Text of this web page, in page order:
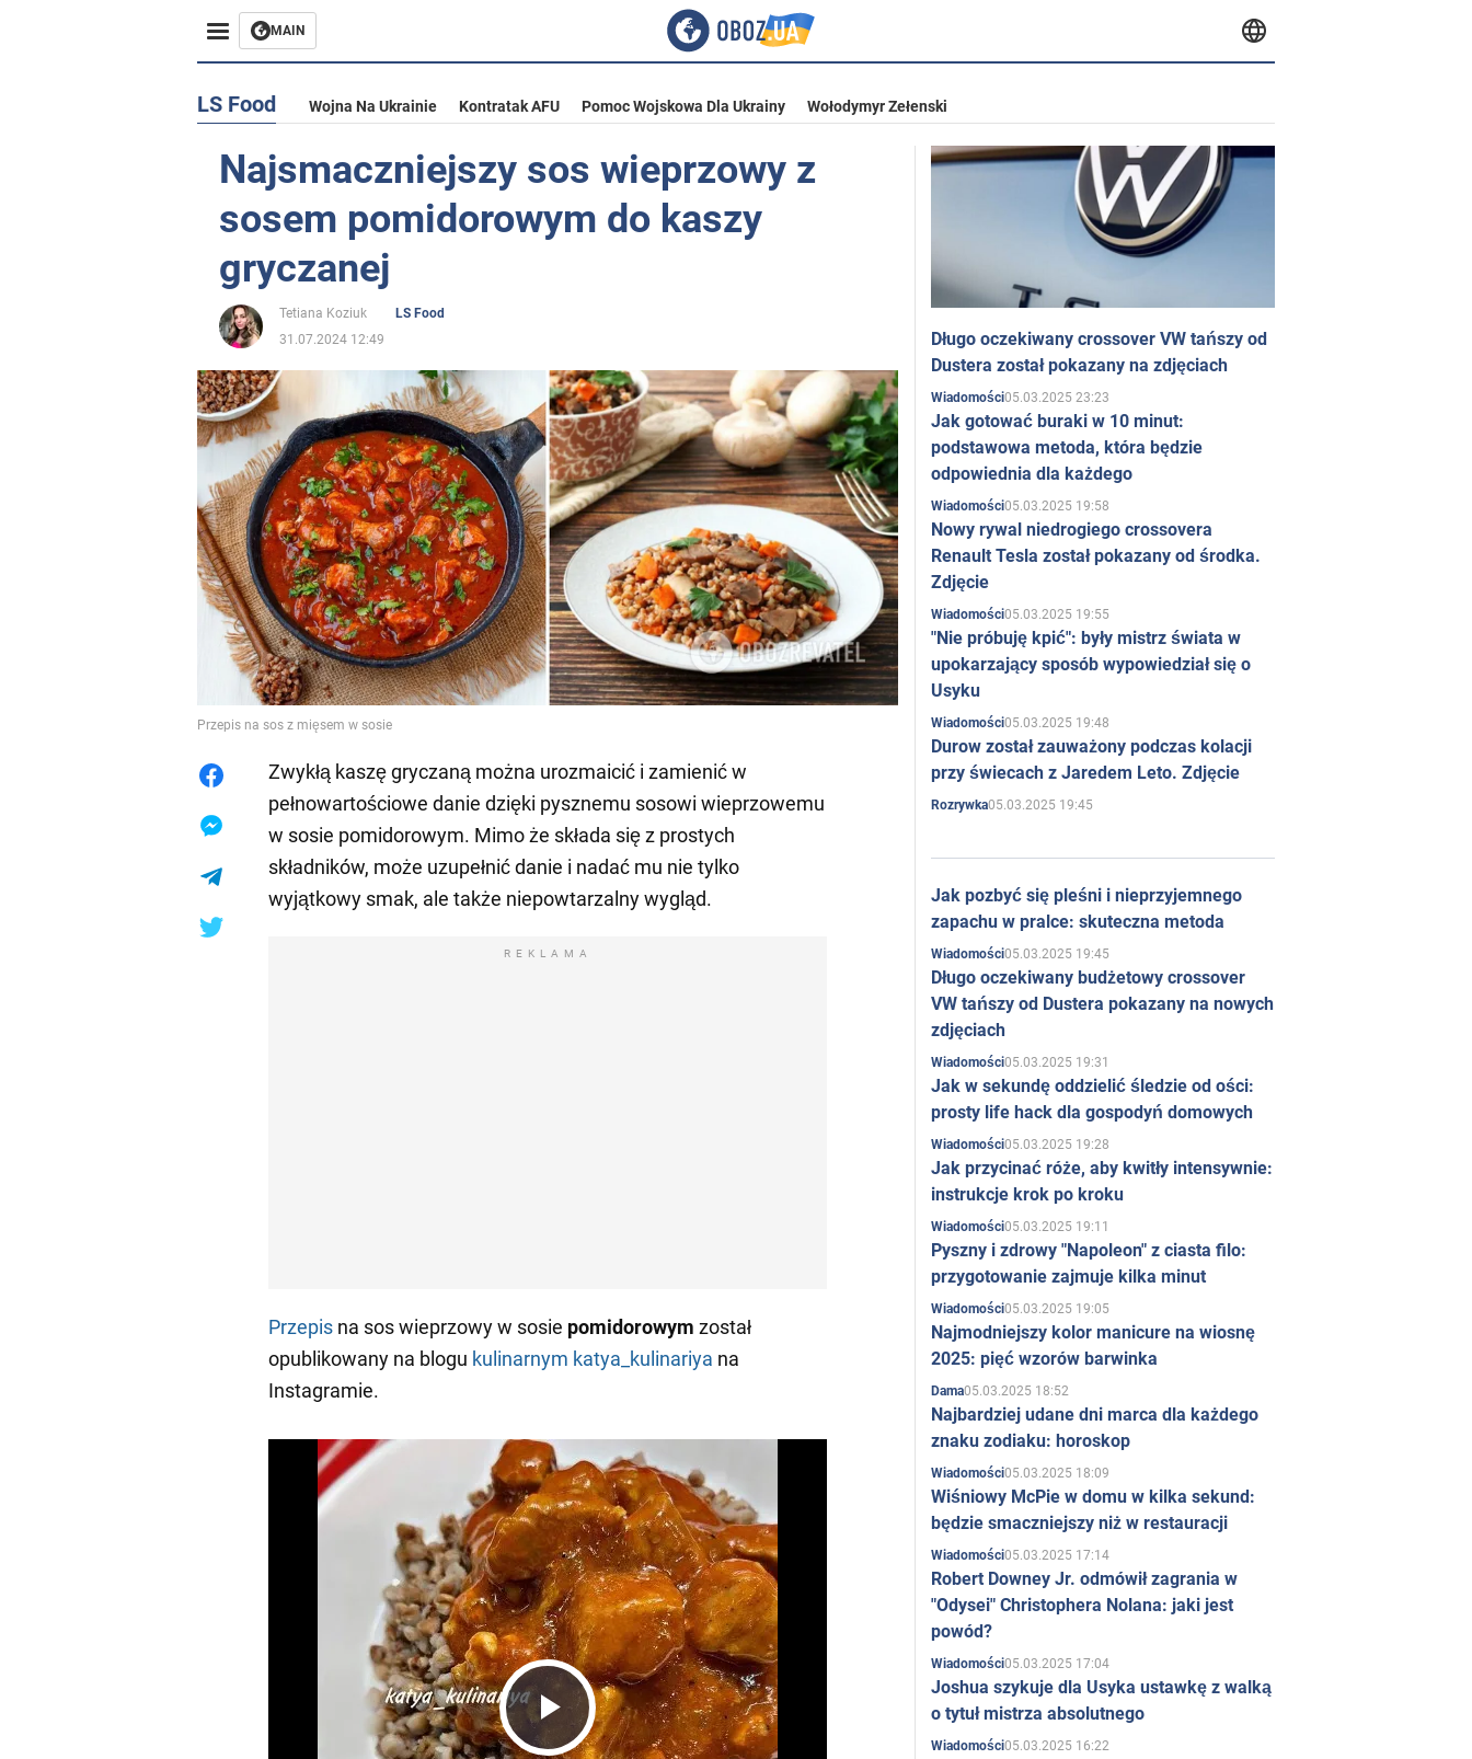
MAIN
LS Food Wojna Na Ukrainie Kontratak AFU Pomoc Wojskowa Dla Ukrainy Wołodymyr Zełenski
Najsmaczniejszy sos wieprzowy z
sosem pomidorowym do kaszy
gryczanej
Tetiana Koziuk
LS Food
31.07.2024 12:49
Przepis na sos z mięsem w sosie
Zwykłą kaszę gryczaną można urozmaicić i zamienić w
pełnowartościowe danie dzięki pysznemu sosowi wieprzowemu
w sosie pomidorowym. Mimo że składa się z prostych
składników, może uzupełnić danie i nadać mu nie tylko
wyjątkowy smak, ale także niepowtarzalny wygląd.
REKLAMA
Przepis na sos wieprzowy w sosie pomidorowym został
opublikowany na blogu kulinarnym katya_kulinariya na
Instagramie.
Play
Długo oczekiwany crossover VW tańszy od
Dustera został pokazany na zdjęciach
Wiadomości05.03.2025 23:23
Jak gotować buraki w 10 minut:
podstawowa metoda, która będzie
odpowiednia dla każdego
Wiadomości05.03.2025 19:58
Nowy rywal niedrogiego crossovera
Renault Tesla został pokazany od środka.
Zdjęcie
Wiadomości05.03.2025 19:55
"Nie próbuję kpić": były mistrz świata w
upokarzający sposób wypowiedział się o
Usyku
Wiadomości05.03.2025 19:48
Durow został zauważony podczas kolacji
przy świecach z Jaredem Leto. Zdjęcie
Rozrywka05.03.2025 19:45
Jak pozbyć się pleśni i nieprzyjemnego
zapachu w pralce: skuteczna metoda
Wiadomości05.03.2025 19:45
Długo oczekiwany budżetowy crossover
VW tańszy od Dustera pokazany na nowych
zdjęciach
Wiadomości05.03.2025 19:31
Jak w sekundę oddzielić śledzie od ości:
prosty life hack dla gospodyń domowych
Wiadomości05.03.2025 19:28
Jak przycinać róże, aby kwitły intensywnie:
instrukcje krok po kroku
Wiadomości05.03.2025 19:11
Pyszny i zdrowy "Napoleon" z ciasta filo:
przygotowanie zajmuje kilka minut
Wiadomości05.03.2025 19:05
Najmodniejszy kolor manicure na wiosnę
2025: pięć wzorów barwinka
Dama05.03.2025 18:52
Najbardziej udane dni marca dla każdego
znaku zodiaku: horoskop
Wiadomości05.03.2025 18:09
Wiśniowy McPie w domu w kilka sekund:
będzie smaczniejszy niż w restauracji
Wiadomości05.03.2025 17:14
Robert Downey Jr. odmówił zagrania w
"Odysei" Christophera Nolana: jaki jest
powód?
Wiadomości05.03.2025 17:04
Joshua szykuje dla Usyka ustawkę z walką
o tytuł mistrza absolutnego
Wiadomości05.03.2025 16:22